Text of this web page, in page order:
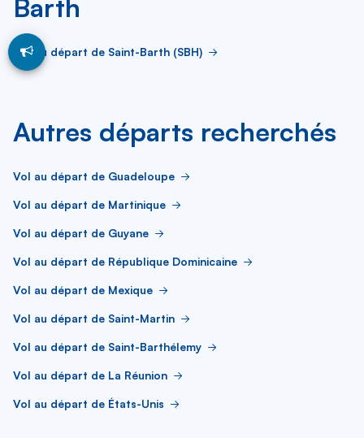
Barth
Vol au départ de Saint-Barth (SBH)
Autres départs recherchés
Vol au départ de Guadeloupe
Vol au départ de Martinique
Vol au départ de Guyane
Vol au départ de République Dominicaine
Vol au départ de Mexique
Vol au départ de Saint-Martin
Vol au départ de Saint-Barthélemy
Vol au départ de La Réunion
Vol au départ de États-Unis